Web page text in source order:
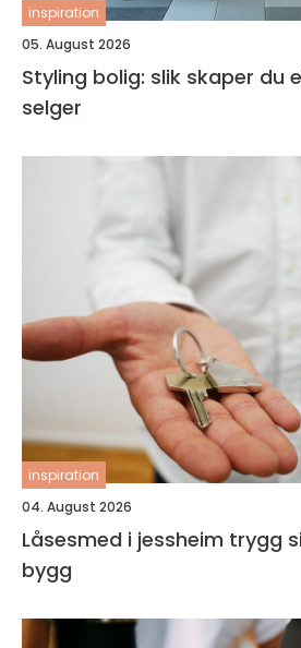
inspiration
05. August 2026
Styling bolig: slik skaper du
selger
inspiration
04. August 2026
Låsesmed i jessheim trygg sikring av bolig og
bygg